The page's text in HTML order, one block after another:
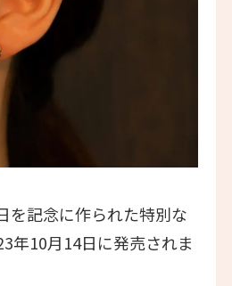
を記念に作られた特別な
年10月14日に発売されま